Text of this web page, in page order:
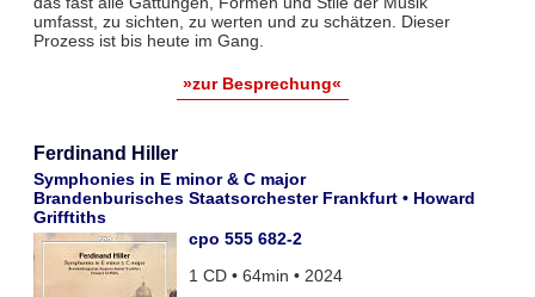
umfasst, zu sichten, zu werten und zu schätzen. Dieser
Prozess ist bis heute im Gang.
»zur Besprechung«
Ferdinand Hiller
Symphonies in E minor & C major
Brandenburisches Staatsorchester Frankfurt • Howard
Grifftiths
cpo 555 682-2
1 CD • 64min • 2024